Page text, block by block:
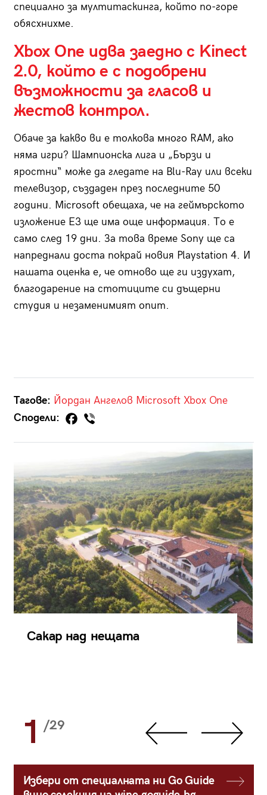
специално за мултитаскинга, който по-горе
обясхнихме.
Xbox One идва заедно с Kinect
2.0, който е с подобрени
възможности за гласов и
жестов контрол.
Обаче за какво ви е толкова много RAM, ако
няма игри? Шампионска лига и „Бързи и
яростни“ може да гледате на Blu-Ray или всеки
телевизор, създаден през последните 50
години. Microsoft обещаха, че на геймърското
изложение E3 ще има още информация. То е
само след 19 дни. За това време Sony ще са
напреднали доста покрай новия Playstation 4. И
нашата оценка е, че отново ще ги издухат,
благодарение на стотиците си дъщерни
студия и незаменимият опит.
Тагове: Йордан Ангелов Microsoft Xbox One
Сподели:
Сакар над нещата
1 /29
Избери от специалната ни Go Guide